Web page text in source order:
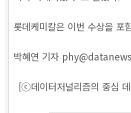
롯데케미칼은 이번 수상을 포
박혜연 기자
[ⓒ데이터저널리즘의 중심